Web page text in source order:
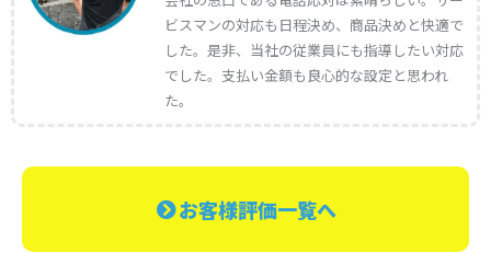
ビスマンの対応も日程決め、商品決めと快適で
した。是非、当社の従業員にも指導したい対応
でした。支払い金額も良心的な設定と思われ
た。
お客様評価一覧へ